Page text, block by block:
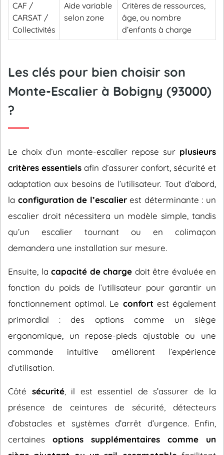
CAF /
CARSAT /
Collectivités
Aide variable
selon zone
Critères de ressources,
âge, ou nombre
d’enfants à charge
Les clés pour bien choisir son
Monte-Escalier à Bobigny (93000)
?
Le choix d’un monte-escalier repose sur plusieurs
critères essentiels afin d’assurer confort, sécurité et
adaptation aux besoins de l’utilisateur. Tout d’abord,
la configuration de l’escalierest déterminante : un
escalier droit nécessitera un modèle simple, tandis
qu’un escalier tournant ou en colimaçon
demandera une installation sur mesure.
Ensuite, la capacité de charge doit être évaluée en
fonction du poids de l’utilisateur pour garantir un
fonctionnement optimal. Le confort est également
primordial : des options comme un siège
ergonomique, un repose-pieds ajustable ou une
commande intuitive améliorent l’expérience
d’utilisation.
Côté sécurité, il est essentiel de s’assurer de la
présence de ceintures de sécurité, détecteurs
d’obstacles et systèmes d’arrêt d’urgence. Enfin,
certaines options supplémentaires comme un